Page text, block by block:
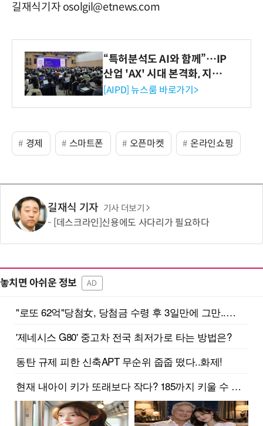
길재식기자 osolgil@etnews.com
“특허분석도 AI와 함께”…IP
산업 'AX' 시대 본격화, 지식
재산처 1호 AI IP데이터분석
[AIPD] 뉴스룸 바로가기>
경제 스마트폰 오픈마켓 온라인쇼핑
길재식 기자 기사 더보기
[데스크라인]신용에도 사다리가 필요하다
놓치면 아쉬운 정보 AD